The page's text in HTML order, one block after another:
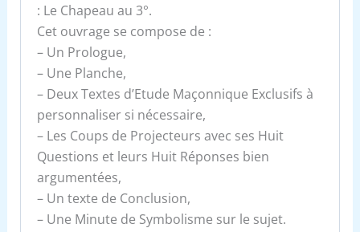
: Le Chapeau au 3°.
Cet ouvrage se compose de :
– Un Prologue,
– Une Planche,
– Deux Textes d’Etude Maçonnique Exclusifs à
personnaliser si nécessaire,
– Les Coups de Projecteurs avec ses Huit
Questions et leurs Huit Réponses bien
argumentées,
– Un texte de Conclusion,
– Une Minute de Symbolisme sur le sujet.